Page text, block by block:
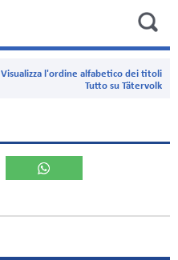
Visualizza l'ordine alfabetico dei titoli
Tutto su Tätervolk